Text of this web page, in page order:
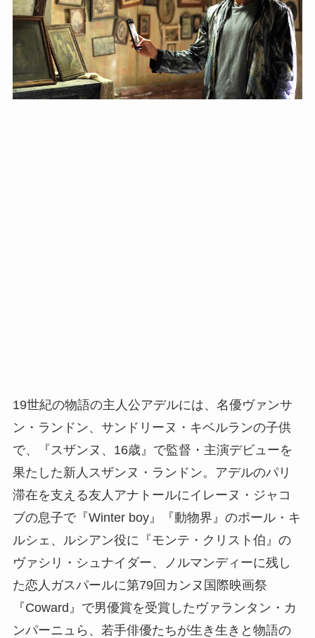
19世紀の物語の主人公アデルには、名優ヴァンサ
ン・ランドン、サンドリーヌ・キベルランの子供
で、『スザンヌ、16歳』で監督・主演デビューを
果たした新人スザンヌ・ランドン。アデルのパリ
滞在を支える友人アナトールにイレーヌ・ジャコ
ブの息子で『Winter boy』『動物界』のポール・キ
ルシェ、ルシアン役に『モンテ・クリスト伯』の
ヴァシリ・シュナイダー、ノルマンディーに残し
た恋人ガスパールに第79回カンヌ国際映画祭
『Coward』で男優賞を受賞したヴァランタン・カ
ンパーニュら、若手俳優たちが生き生きと物語の